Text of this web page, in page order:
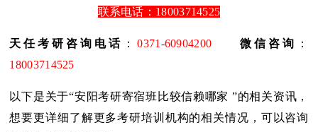
联系电话：18003714525
天任考研咨询电话 ：0371-60904200 微信咨询
：
18003714525
以下是关于“安阳考研寄宿班比较信赖哪家 ”的相关资讯，
想要更详细了解更多考研培训机构的相关情况，可以咨询